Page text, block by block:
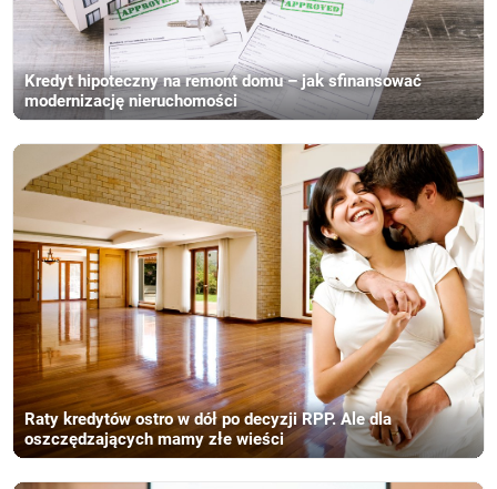
Kredyt hipoteczny na remont domu – jak sfinansować
modernizację nieruchomości
Raty kredytów ostro w dół po decyzji RPP. Ale dla
oszczędzających mamy złe wieści